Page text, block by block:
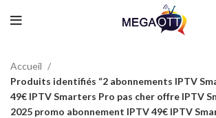
Accueil
Produits identifiés “2 abonnements IPTV
49€ IPTV Smarters Pro pas cher offre IPTV
2025 promo abonnement IPTV 49€ IPTV